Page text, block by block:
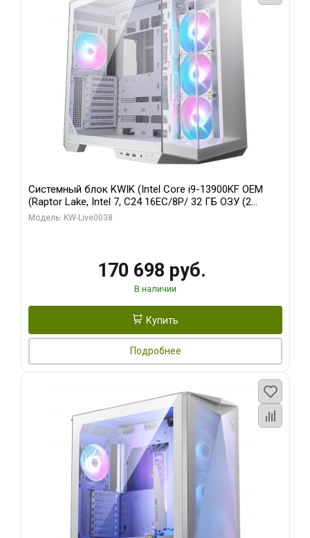
Системный блок KWIK (Intel Core i9-13900KF OEM
(Raptor Lake, Intel 7, C24 16EC/8P/ 32 ГБ ОЗУ (2
модуля)/ Gigabyte RX9070XT GAMING OC 16GB GDDR6
Модель: KW-Live0038
170 698 руб.
В наличии
Купить
Подробнее